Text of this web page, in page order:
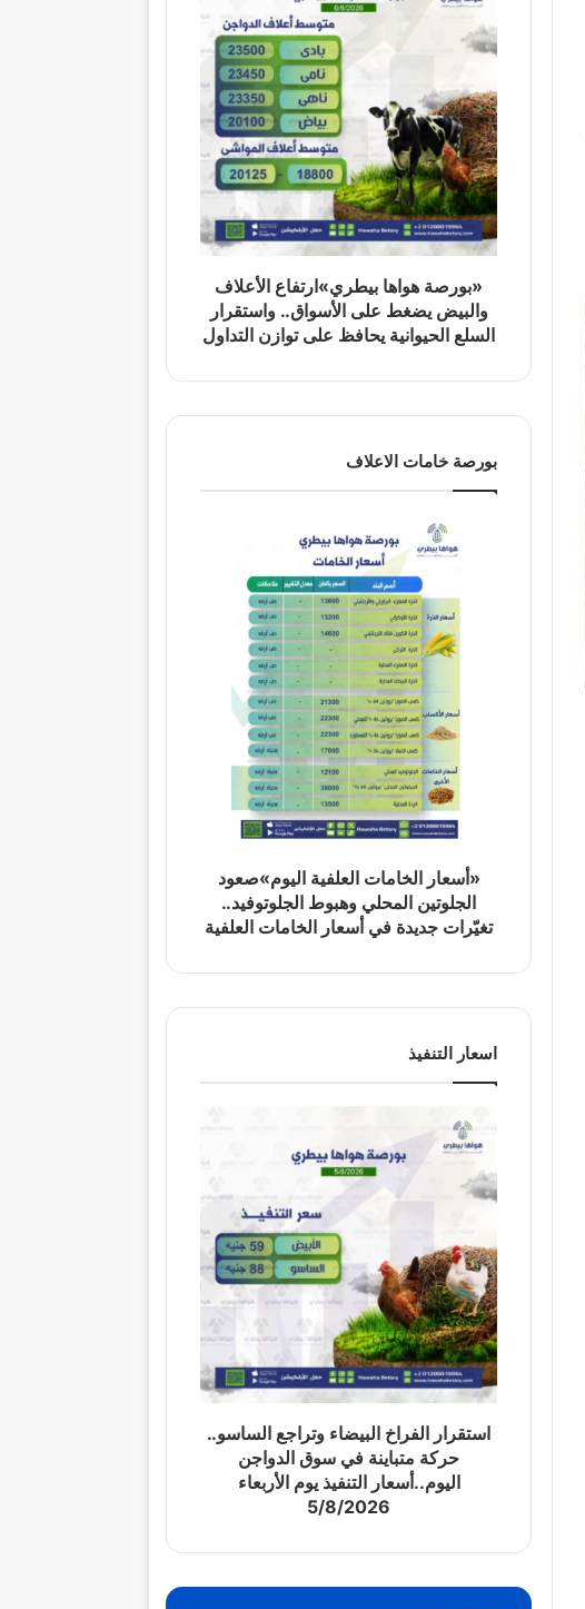
«بورصة هواها بيطري»ارتفاع الأعلاف
والبيض يضغط على الأسواق.. واستقرار
السلع الحيوانية يحافظ على توازن التداول
بورصة خامات الاعلاف
«أسعار الخامات العلفية اليوم»صعود
الجلوتين المحلي وهبوط الجلوتوفيد..
تغيّرات جديدة في أسعار الخامات العلفية
اسعار التنفيذ
استقرار الفراخ البيضاء وتراجع الساسو..
حركة متباينة في سوق الدواجن
اليوم..أسعار التنفيذ يوم الأربعاء
5/8/2026